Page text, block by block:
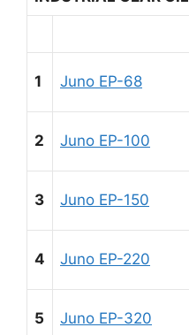
1 Juno EP-68
2 Juno EP-100
3 Juno EP-150
4 Juno EP-220
5 Juno EP-320